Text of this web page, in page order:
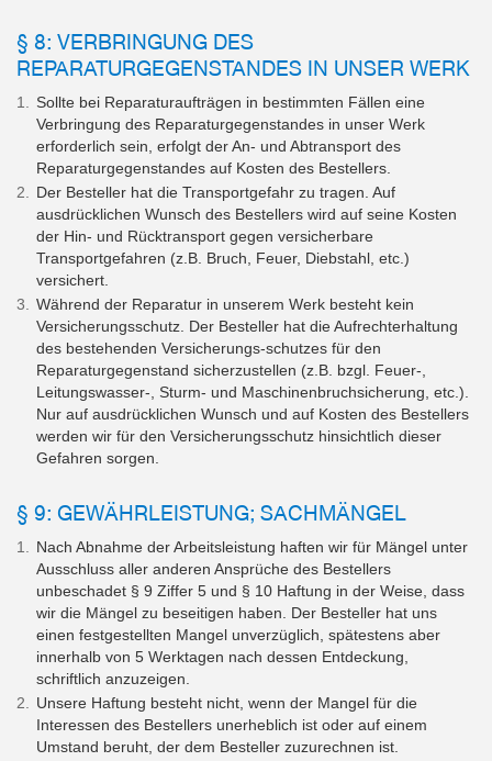
§ 8: VERBRINGUNG DES
REPARATURGEGENSTANDES IN UNSER WERK
Sollte bei Reparaturaufträgen in bestimmten Fällen eine
Verbringung des Reparaturgegenstandes in unser Werk
erforderlich sein, erfolgt der An- und Abtransport des
Reparaturgegenstandes auf Kosten des Bestellers.
Der Besteller hat die Transportgefahr zu tragen. Auf
ausdrücklichen Wunsch des Bestellers wird auf seine Kosten
der Hin- und Rücktransport gegen versicherbare
Transportgefahren (z.B. Bruch, Feuer, Diebstahl, etc.)
versichert.
Während der Reparatur in unserem Werk besteht kein
Versicherungsschutz. Der Besteller hat die Aufrechterhaltung
des bestehenden Versicherungs-schutzes für den
Reparaturgegenstand sicherzustellen (z.B. bzgl. Feuer-,
Leitungswasser-, Sturm- und Maschinenbruchsicherung, etc.).
Nur auf ausdrücklichen Wunsch und auf Kosten des Bestellers
werden wir für den Versicherungsschutz hinsichtlich dieser
Gefahren sorgen.
§ 9: GEWÄHRLEISTUNG; SACHMÄNGEL
Nach Abnahme der Arbeitsleistung haften wir für Mängel unter
Ausschluss aller anderen Ansprüche des Bestellers
unbeschadet § 9 Ziffer 5 und § 10 Haftung in der Weise, dass
wir die Mängel zu beseitigen haben. Der Besteller hat uns
einen festgestellten Mangel unverzüglich, spätestens aber
innerhalb von 5 Werktagen nach dessen Entdeckung,
schriftlich anzuzeigen.
Unsere Haftung besteht nicht, wenn der Mangel für die
Interessen des Bestellers unerheblich ist oder auf einem
Umstand beruht, der dem Besteller zuzurechnen ist.